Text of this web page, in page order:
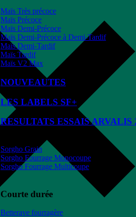
Maïs Très précoce
Maïs Précoce
Maïs Demi-Précoce
Maïs Demi-Précoce à Demi-Tardif
Maïs Demi-Tardif
Maïs Tardif
Maïs V2 Max
NOUVEAUTES
LES LABELS SF+
RESULTATS ESSAIS ARVALIS
Sorgho Grain
Sorgho Fourrage Monocoupe
Sorgho Fourrage Multicoupe
Courte durée
Betterave fourragère